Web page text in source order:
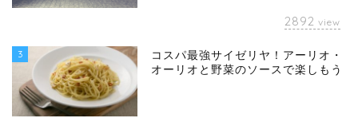
2892 view
3
コスパ最強サイゼリヤ！アーリオ・
オーリオと野菜のソースで楽しもう